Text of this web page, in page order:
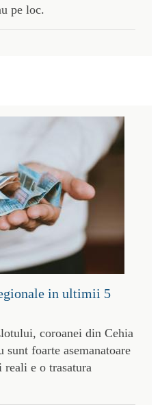
pe loc.
in ultimii 5
coroanei din Cehia
foarte asemanatoare
reali e o trasatura